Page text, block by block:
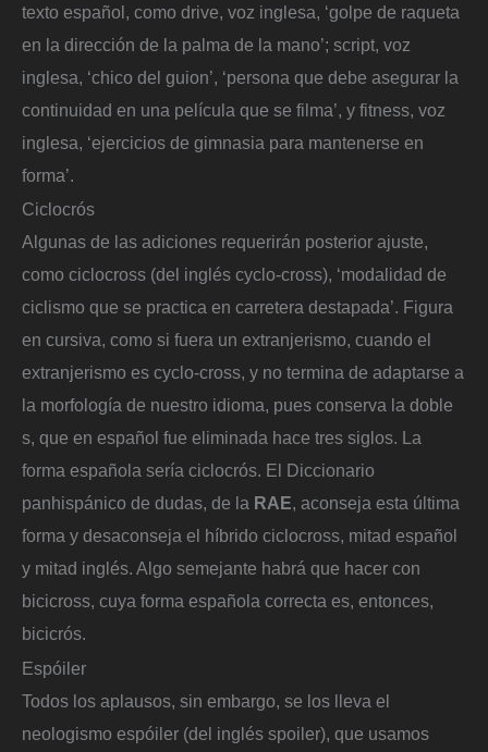
texto español, como drive, voz inglesa, ‘golpe de raqueta
en la dirección de la palma de la mano’; script, voz
inglesa, ‘chico del guion’, ‘persona que debe asegurar la
continuidad en una película que se filma’, y fitness, voz
inglesa, ‘ejercicios de gimnasia para mantenerse en
forma’.
Ciclocrós
Algunas de las adiciones requerirán posterior ajuste,
como ciclocross (del inglés cyclo-cross), ‘modalidad de
ciclismo que se practica en carretera destapada’. Figura
en cursiva, como si fuera un extranjerismo, cuando el
extranjerismo es cyclo-cross, y no termina de adaptarse a
la morfología de nuestro idioma, pues conserva la doble
s, que en español fue eliminada hace tres siglos. La
forma española sería ciclocrós. El Diccionario
panhispánico de dudas, de la RAE, aconseja esta última
forma y desaconseja el híbrido ciclocross, mitad español
y mitad inglés. Algo semejante habrá que hacer con
bicicross, cuya forma española correcta es, entonces,
bicicrós.
Espóiler
Todos los aplausos, sin embargo, se los lleva el
neologismo espóiler (del inglés spoiler), que usamos